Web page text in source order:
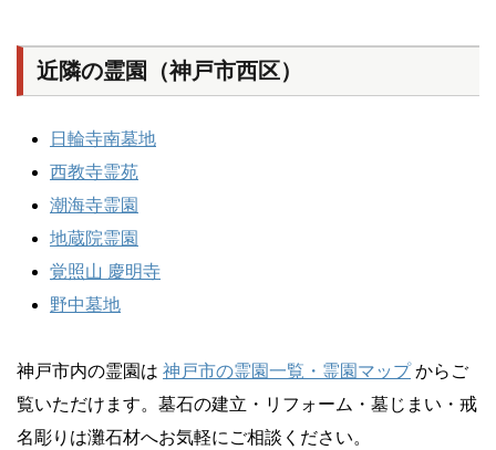
近隣の霊園（神戸市西区）
日輪寺南墓地
西教寺霊苑
潮海寺霊園
地蔵院霊園
覚照山 慶明寺
野中墓地
神戸市内の霊園は 神戸市の霊園一覧・霊園マップからご
覧いただけます。墓石の建立・リフォーム・墓じまい・戒
名彫りは灘石材へお気軽にご相談ください。